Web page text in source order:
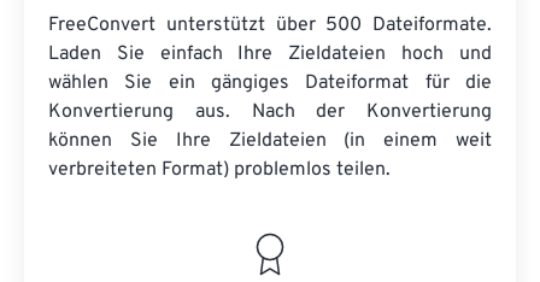
FreeConvert unterstützt über 500 Dateiformate.
Laden Sie einfach Ihre Zieldateien hoch und
wählen Sie ein gängiges Dateiformat für die
Konvertierung aus. Nach der Konvertierung
können Sie Ihre Zieldateien (in einem weit
verbreiteten Format) problemlos teilen.